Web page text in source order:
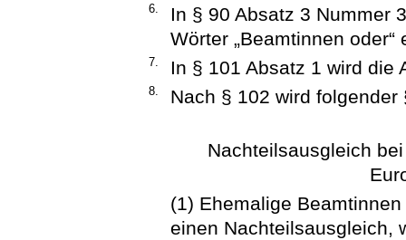
6.
In § 90 Absatz 3 Nummer
Wörter „Beamtinnen oder“
7. In § 101 Absatz 1 wird die
8. Nach § 102 wird folgender
Nachteilsausgleich
(1) Ehemalige
einen Nachteilsausgleich,